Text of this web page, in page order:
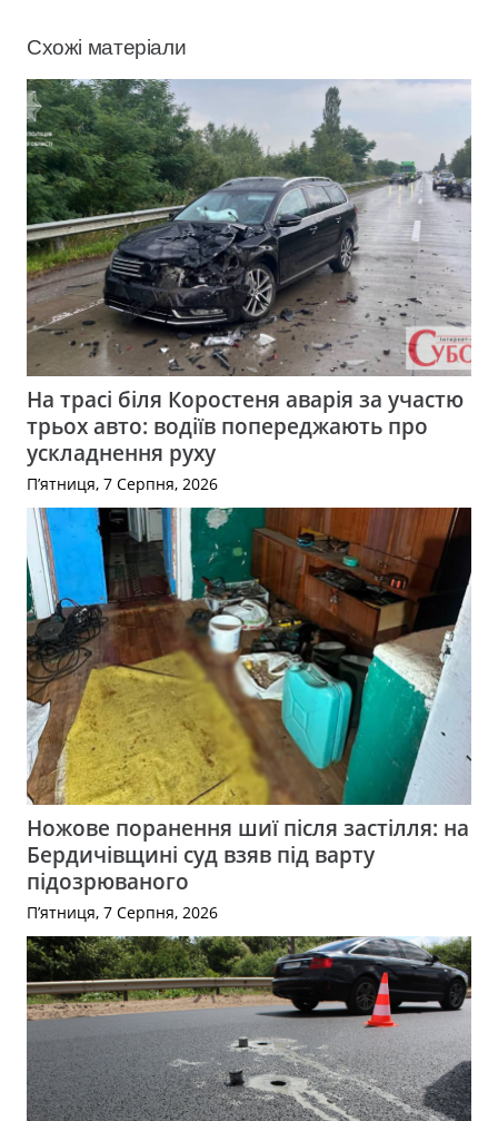
Схожі матеріали
На трасі біля Коростеня аварія за участю
трьох авто: водіїв попереджають про
ускладнення руху
П’ятниця, 7 Серпня, 2026
Ножове поранення шиї після застілля: на
Бердичівщині суд взяв під варту
підозрюваного
П’ятниця, 7 Серпня, 2026